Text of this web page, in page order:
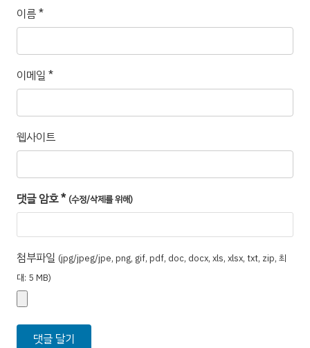
이름*
이메일 *
웹사이트
댓글 암호* (수정/삭제를 위해)
첨부파일 (jpg/jpeg/jpe, png, gif, pdf, doc, docx, xls, xlsx, txt, zip, 최
대: 5 MB)